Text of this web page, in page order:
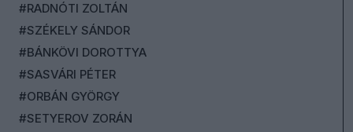
#RADNÓTI ZOLTÁN
#SZÉKELY SÁNDOR
#BÁNKÖVI DOROTTYA
#SASVÁRI PÉTER
#ORBÁN GYÖRGY
#SETYEROV ZORÁN